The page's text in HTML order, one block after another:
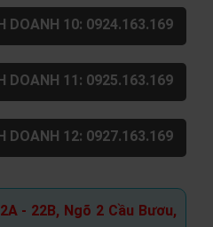
DOANH 10: 0924.163.169
DOANH 11: 0925.163.169
DOANH 12: 0927.163.169
- 22B, Ngõ 2 Cầu Bươu,